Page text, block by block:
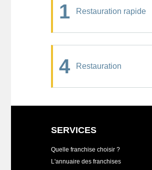
1 Restauration rapide
4 Restauration
SERVICES
Quelle franchise choisir ?
L'annuaire des franchises